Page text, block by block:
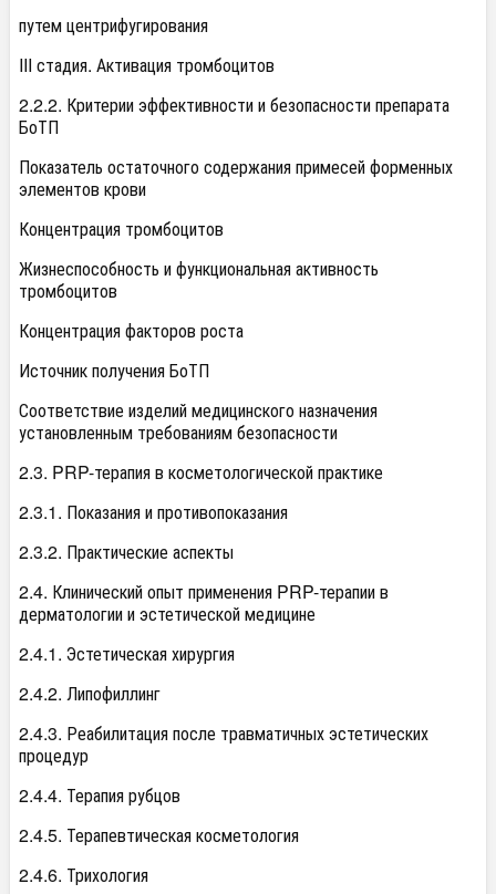
путем центрифугирования
III стадия. Активация тромбоцитов
2.2.2. Критерии эффективности и безопасности препарата
БоТП
Показатель остаточного содержания примесей форменных
элементов крови
Концентрация тромбоцитов
Жизнеспособность и функциональная активность
тромбоцитов
Концентрация факторов роста
Источник получения БоТП
Соответствие изделий медицинского назначения
установленным требованиям безопасности
2.3. PRP-терапия в косметологической практике
2.3.1. Показания и противопоказания
2.3.2. Практические аспекты
2.4. Клинический опыт применения PRP-терапии в
дерматологии и эстетической медицине
2.4.1. Эстетическая хирургия
2.4.2. Липофиллинг
2.4.3. Реабилитация после травматичных эстетических
процедур
2.4.4. Терапия рубцов
2.4.5. Терапевтическая косметология
2.4.6. Трихология